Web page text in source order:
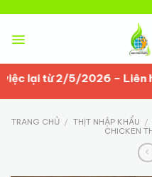
content
từ 2/5/2026 – Liên hệ:
TRANG CHỦ / THỊT NHẬP KHẨU /
CHICKEN